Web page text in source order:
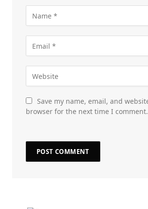
Save my name, email, and
browser for the next time I comment.